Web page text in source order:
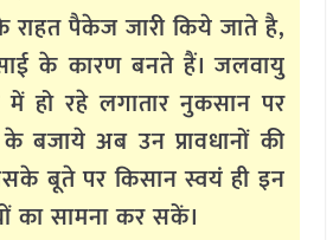
राहत पैकेज जारी किये जाते है,
के कारण बनते हैं। जलवायु
में हो रहे लगातार नुकसान पर
के बजाये अब उन प्रावधानों की
बूते पर किसान स्वयं ही इन
का सामना कर सकें।